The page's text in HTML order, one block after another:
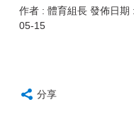
作者 : 體育組長 發佈日期 :
05-15
分享